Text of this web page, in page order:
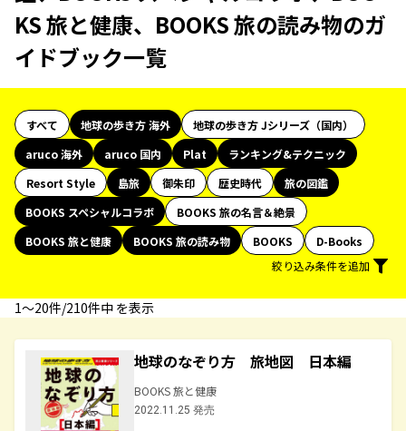
KS 旅と健康、BOOKS 旅の読み物のガ
イドブック一覧
すべて 地球の歩き方 海外
地球の歩き方 Jシリーズ（国内）
aruco 海外
aruco 国内 Plat
ランキング&テクニック
Resort Style
島旅 御朱印 歴史時代
旅の図鑑
BOOKS スペシャルコラボ
BOOKS 旅の名言＆絶景
BOOKS 旅と健康
BOOKS 旅の読み物 BOOKS
D-Books
絞り込み条件を追加
1〜20件/210件中 を表示
地球のなぞり方 旅地図 日本編
BOOKS 旅と健康
2022.11.25 発売